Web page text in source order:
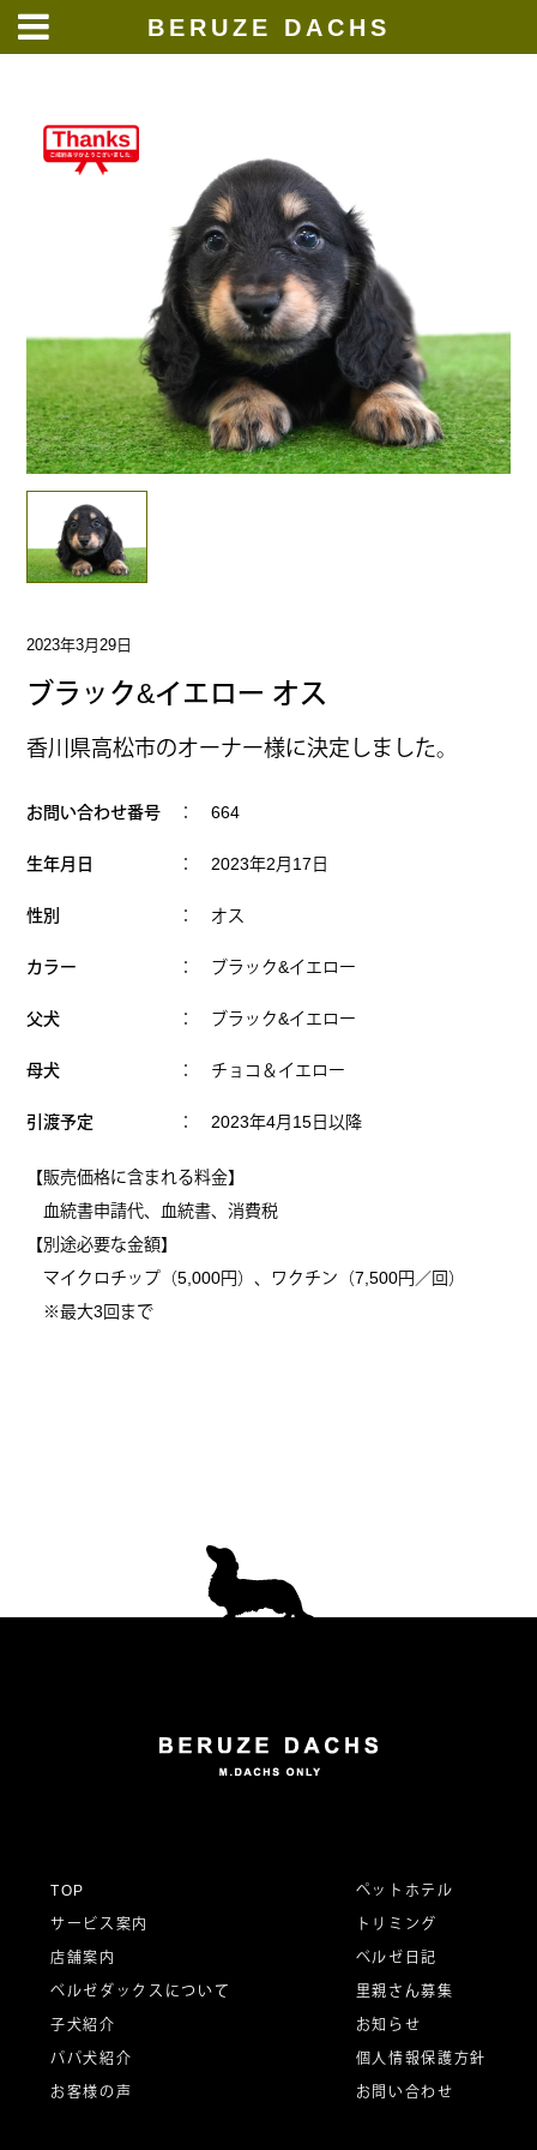
content
BERUZE DACHS
2023年3月29日
ブラック&イエロー オス
香川県高松市のオーナー様に決定しました。
お問い合わせ番号 ： 664
生年月日 ： 2023年2月17日
性別 ： オス
カラー ： ブラック&イエロー
父犬 ： ブラック&イエロー
母犬 ： チョコ＆イエロー
引渡予定 ： 2023年4月15日以降
【販売価格に含まれる料金】
血統書申請代、血統書、消費税
【別途必要な金額】
マイクロチップ（5,000円）、ワクチン（7,500円／回）
※最大3回まで
TOP
サービス案内
店舗案内
ベルゼダックスについて
子犬紹介
パパ犬紹介
お客様の声
ペットホテル
トリミング
ベルゼ日記
里親さん募集
お知らせ
個人情報保護方針
お問い合わせ